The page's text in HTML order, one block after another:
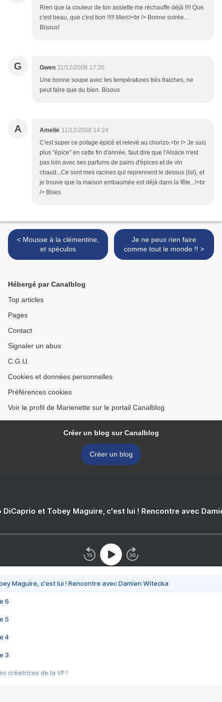
Rien que la couleur de ton assiette me réchauffe déjà !!!! Que
c'est beau, que c'est bon !!!!! Merci<br /> Bonne soirée...
Bisous!
G Gwen 11/12/2008 17:20
Une bonne soupe avec les températures très fraiches, ne
peut faire que du bien. Bisous
A Amelie 11/12/2008 14:24
C'est super ce potage épicé et relevé au chorizo.<br /> Je suis
plus "épice" en cette fin d'année, faut dire que l'Alsace n'est
pas loin avec ses parfums de pains d'épices et de vin
chaud...Ce sont mes racines qui reprennent le dessus (lol), et
je trouve que la maison embaumée est déjà dans la fête...!<br
/> Bises
< Mousse à la clémentine,
et spéculos
Je ne peux rien faire
comme tout le monde !! >
Hébergé par Canalblog
Top articles
Pages
Contact
Signaler un abus
C.G.U.
Cookies et données personnelles
Préférences cookies
Voir le profil de Marienette sur le portail Canalblog
Créer un blog sur Canalblog
Créer un blog
DiCaprio et Tobey Maguire, c'est lui ! Rencontre avec
Maguire, c'est lui ! Rencontre avec Damien Witecka
6
5
4
3
créatrices de la VF !